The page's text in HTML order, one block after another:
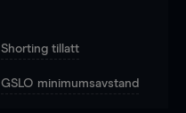
Shorting tillatt
GSLO minimumsavstand